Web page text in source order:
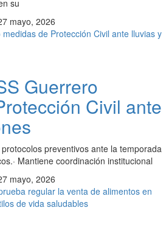
su
mayo, 2026
Guerrero
Civil ante
preventivos ante la temporada
Mantiene coordinación institucional
mayo, 2026